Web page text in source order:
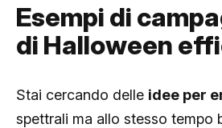
Esempi di
di Halloween
Stai cercando delle idee per
spettrali ma allo stesso tempo